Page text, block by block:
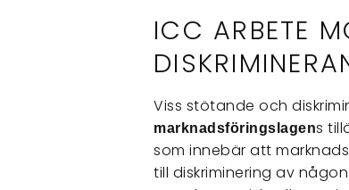
ICC ARBETE
Viss stötande och
marknadsföringslagens
som innebär att
till diskriminering av